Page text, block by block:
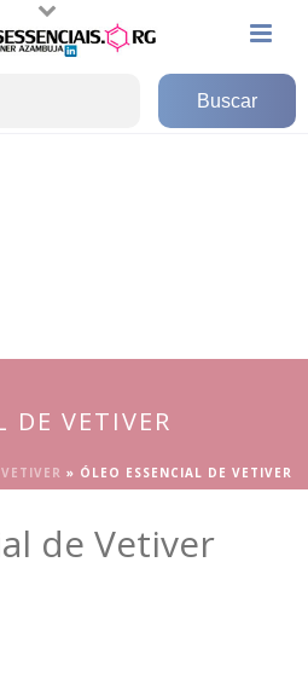
DE VETIVER
» ÓLEO ESSENCIAL DE VETIVER
de Vetiver